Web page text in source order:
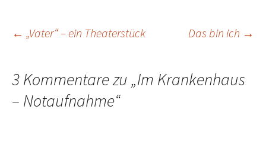
Beitragsnavigation
← „Vater“ – ein Theaterstück Das bin ich →
3 Kommentare zu „Im Krankenhaus
– Notaufnahme“